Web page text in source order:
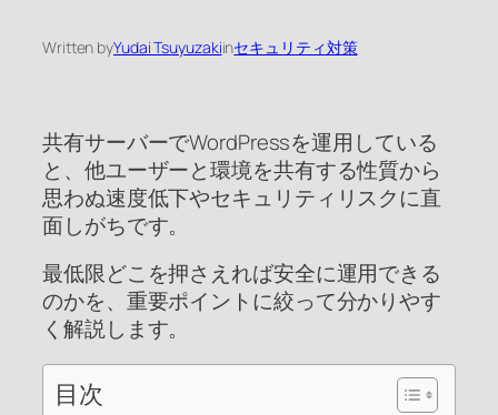
Written byYudai Tsuyuzakiinセキュリティ対策
共有サーバーでWordPressを運用している
と、他ユーザーと環境を共有する性質から
思わぬ速度低下やセキュリティリスクに直
面しがちです。
最低限どこを押さえれば安全に運用できる
のかを、重要ポイントに絞って分かりやす
く解説します。
目次